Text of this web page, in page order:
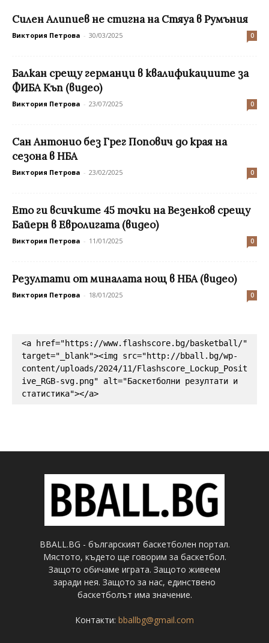
Силен Алипиев не стигна на Стяуа в Румъния
Виктория Петрова - 30/03/2025 0
Балкан срещу германци в квалификациите за
ФИБА Къп (видео)
Виктория Петрова - 23/07/2025 0
Сан Антонио без Грег Попович до края на
сезона в НБА
Виктория Петрова - 23/02/2025 0
Ето ги всичките 45 точки на Везенков срещу
Байерн в Евролигата (видео)
Виктория Петрова - 11/01/2025 0
Резултати от миналата нощ в НБА (видео)
Виктория Петрова - 18/01/2025 0
<a href="https://www.flashscore.bg/basketball/"
target="_blank"><img src="http://bball.bg/wp-
content/uploads/2024/11/Flashscore_Lockup_Posit
ive_RGB-svg.png" alt="Баскетболни резултати и
статистика"></a>
BBALL.BG - българският баскетболен портал.
Мястото, където ще говорим за баскетбол.
Защото обичаме играта. Защото живеем
заради нея. Защото за нас, единствено
баскетболът има значение.
Контакти: bballbg@gmail.com